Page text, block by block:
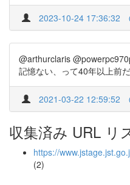
2023-10-24 17:36:32
@arthurclaris
記憶ない、って40年以上前
2021-03-22 12:59:52
収集済み URL リ
https://
(2)